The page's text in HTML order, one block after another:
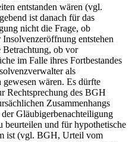
entstanden wären (vgl.
ist danach für das
nicht die Frage, ob
entstehen
Betrachtung, ob vor
im Falle ihres Fortbestandes
als
wären. Es dürfte
Rechtsprechung des BGH
Zusammenhangs
Gläubigerbenachteiligung
beurteilen und für hypothetische
ist (vgl. BGH, Urteil vom